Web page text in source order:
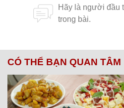
CÓ THỂ BẠN QUAN TÂM